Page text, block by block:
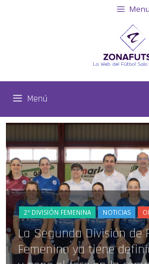
Menu
Menú
2ª DIVISIÓN FEMENINA NOTICIAS
La Segunda División de
Femenino ya tiene